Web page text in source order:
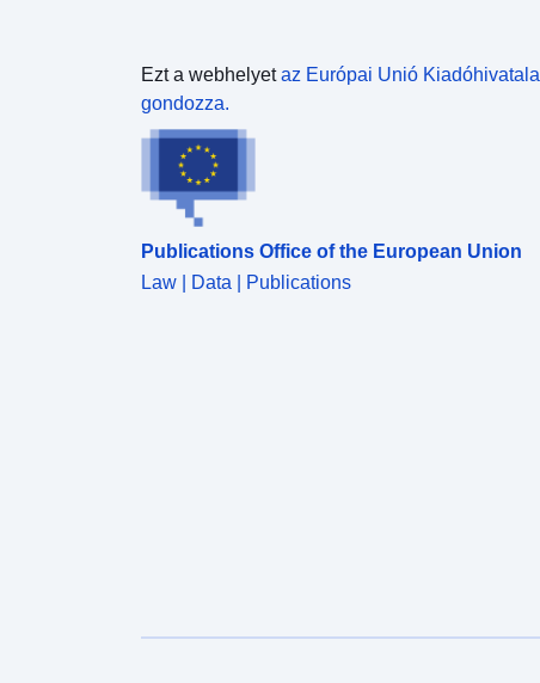
Ezt a webhelyetaz Európai Unió Kiadóhivatala
gondozza.
Publications Office of the European Union
Law | Data | Publications